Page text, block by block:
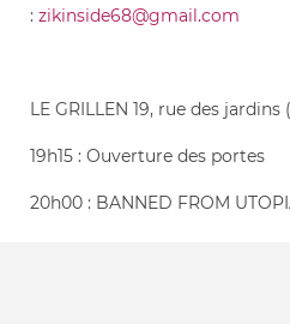
: zikinside68@gmail.com
LE GRILLEN 19, rue des
19h15 : Ouverture des portes
20h00 : BANNED FROM